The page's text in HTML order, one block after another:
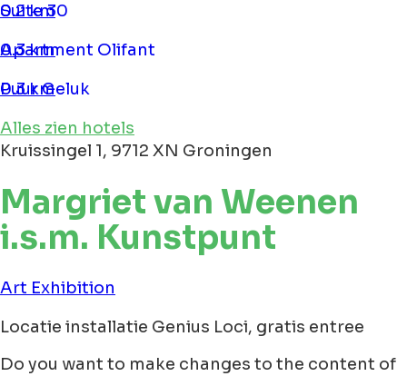
Suite 30
0.2 km
Apartment Olifant
0.3 km
Puur Geluk
0.3 km
Alles zien hotels
Kruissingel 1, 9712 XN Groningen
Margriet van Weenen
i.s.m. Kunstpunt
Art Exhibition
Locatie installatie Genius Loci, gratis entree
Do you want to make changes to the content of